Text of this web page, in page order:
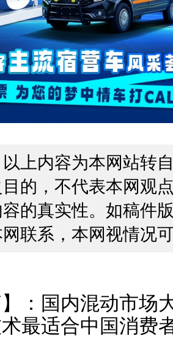
上内容为本网站转
的，不代表本网观
的真实性。如稿件
联系，本网视情况
： 国内混动市场
最适合中国消费